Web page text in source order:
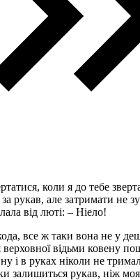
коли я до тебе
рукав, але затримати не
від люті: – Ніело!
все ж таки вона не у
відьми ковену
і в руках ніколи не
залишиться рукав, ніж